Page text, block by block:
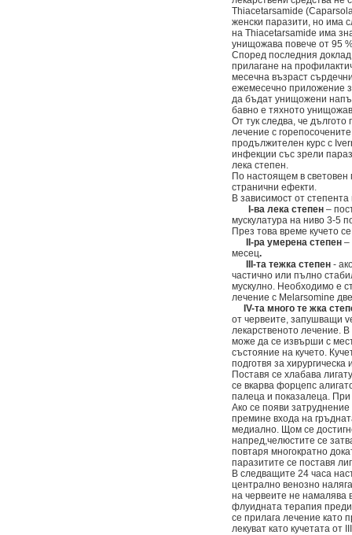
Thiacetarsamide
женски паразити, но има
на Тhiacetarsamide има
унищожава повече от 95
Според последния
прилагане на
месечна възраст
ежемесечно приложение
да бъдат унищожени
бавно е тяхното
От тук следва, че
лечение с
продължителен курс с
инфекции със зрели
лека степен.
По настоящем в световен
странични ефекти.
В зависимост от
І-ва лека степен –
мускулатура на ниво 3-5
През това време кучето
ІІ-ра умерена степен –
месец.
ІІІ-та тежка степен -
частично или пълно
мускулно. Необходимо е
лечение с Melarsomine
ІV-та много те жка
от червеите, запушващи
лекарственото лечение.
може да се извърши с
състояние на кучето.
подготвя за
Поставя се хлабава
се вкарва форцепс
палеца и показалеца.
Ако се появи
премине входа на
медиално. Щом се
напред,челюстите се
повтаря многократно
паразитите се поставя
В следващите 24 часа
централно венозно
на червеите не намалява
флуидната терапия
се прилага лечение като
лекуват като кучетата от